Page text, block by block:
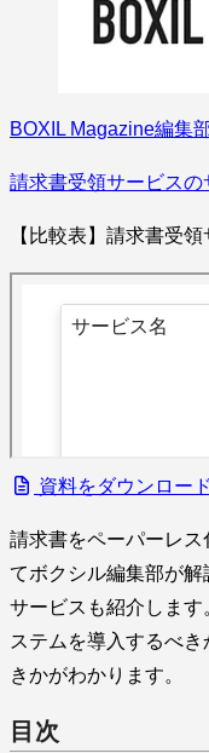
BOXIL Magazine編集
請求書受領サービスの
【比較表】請求書受領
資料をダウンロー
請求書をペーパーレ
てボクシル編集部が
サービスも紹介しま
ステムを導入するべ
きかがわかります。
目次